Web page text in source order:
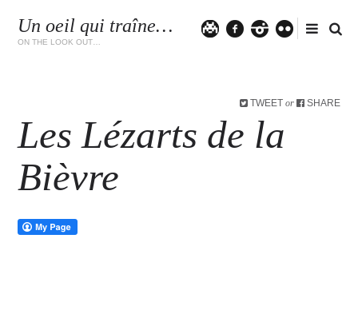
Un oeil qui traîne…
ON THE LOOK OUT…
TWEET or SHARE
Les Lézarts de la
Bièvre